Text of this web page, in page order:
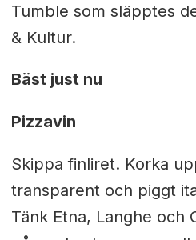
Tumble som släpptes
& Kultur.
Bäst just nu
Pizzavin
Skippa finliret. Korka
transparent och piggt
Tänk Etna, Langhe och